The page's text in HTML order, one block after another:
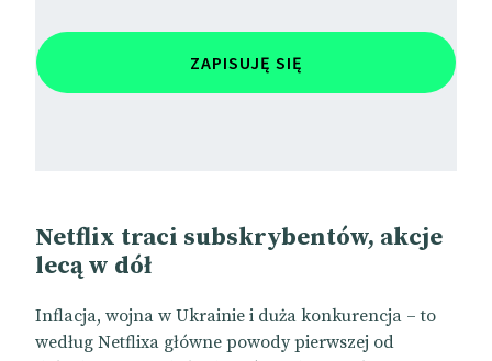
ZAPISUJĘ SIĘ
Netflix traci subskrybentów, akcje
lecą w dół
Inflacja, wojna w Ukrainie i duża konkurencja – to
według Netflixa główne powody pierwszej od